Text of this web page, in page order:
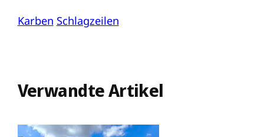
Karben Schlagzeilen
Verwandte Artikel